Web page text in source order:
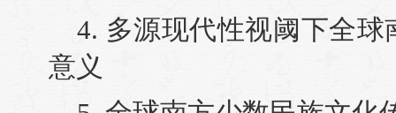
4. 多源现代性视阈下全
意义